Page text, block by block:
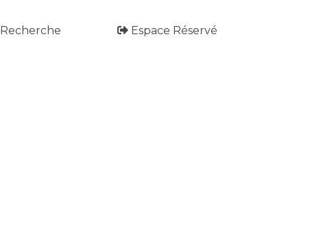
Recherche Espace Réservé